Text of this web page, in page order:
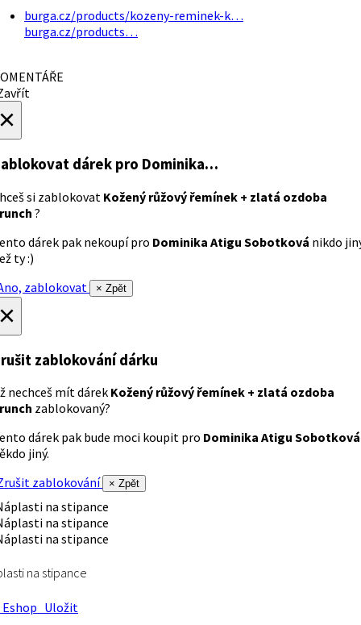
burga.cz/products/kozeny-reminek-k…
burga.cz/products…
dárek pro Dominika…
si zablokovat Kožený růžový řemínek + zlatá ozdoba
?
dárek pak nekoupí pro Dominika Atigu Sobotková nikdo
ty :)
zablokovat
× Zpět
zablokování dárku
nechceš mít dárek Kožený růžový řemínek + zlatá ozdoba
zablokovaný?
dárek pak bude moci koupit pro Dominika Atigu Sobotková
jiný.
zablokování
× Zpět
na stipance
Uložit